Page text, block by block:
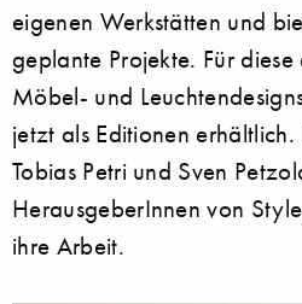
eigenen Werkstätten und
geplante Projekte. Für
Möbel- und
jetzt als Editionen
Tobias Petri und Sven
HerausgeberInnen von
ihre Arbeit.